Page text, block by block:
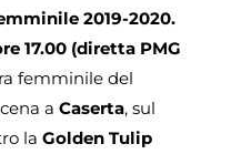
2019-2020.
17.00 (diretta PMG
femminile del
a Caserta, sul
la Golden Tulip